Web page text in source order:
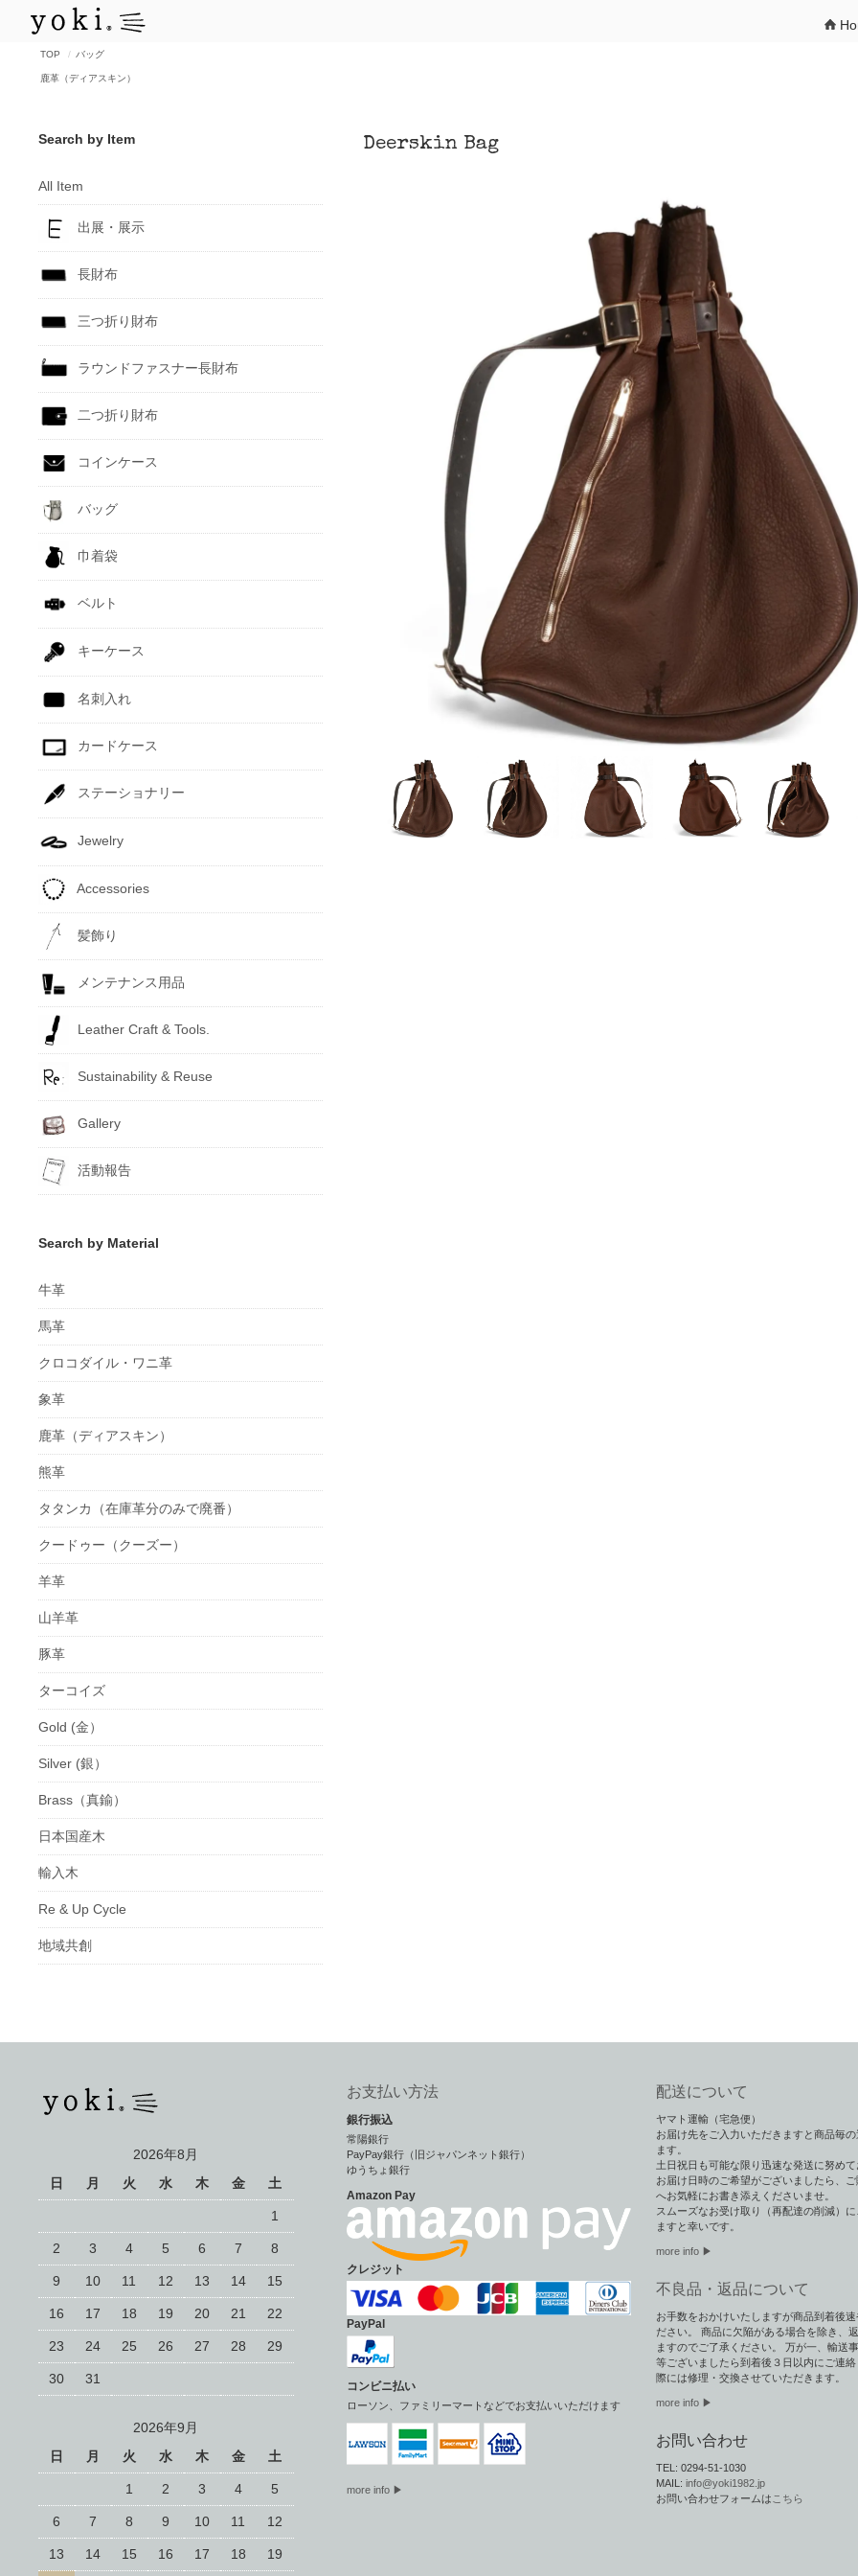
TOP バッグ
鹿革（ディアスキン）
Deerskin Bag
Search by Item
All Item
出展・展示
長財布
三つ折り財布
ラウンドファスナー長財布
二つ折り財布
コインケース
バッグ
巾着袋
ベルト
キーケース
名刺入れ
カードケース
ステーショナリー
Jewelry
Accessories
髪飾り
メンテナンス用品
Leather Craft & Tools.
Sustainability & Reuse
Gallery
活動報告
Search by Material
牛革
馬革
クロコダイル・ワニ革
象革
鹿革（ディアスキン）
熊革
タタンカ（在庫革分のみで廃番）
クードゥー（クーズー）
羊革
山羊革
豚革
ターコイズ
Gold (金）
Silver (銀）
Brass（真鍮）
日本国産木
輸入木
Re & Up Cycle
地域共創
2026年8月
日
月 火 水 木 金 土
1
2 3 4 5 6 7 8
9 10 11 12 13 14 15
16 17 18 19 20 21 22
23 24 25 26 27 28 29
30 31
2026年9月
日
月 火 水 木 金 土
1 2 3 4 5
6 7 8 9 10 11 12
13 14 15 16 17 18 19
お支払い方法
銀行振込
常陽銀行
PayPay銀行（旧ジャパンネット銀行）
ゆうちょ銀行
Amazon Pay
クレジット
PayPal
コンビニ払い
ローソン、ファミリーマートなどでお支払いいただけます
more info ▶
配送について
ヤマト運輸（宅急便）
お届け先をご入力いただきますと商品毎
ます。
土日祝日も可能な限り迅速な発送に努めて
お届け日時のご希望がございましたら、
へお気軽にお書き添えくださいませ。
スムーズなお受け取り（再配達の削減）
ますと幸いです。
more info ▶︎
不良品・返品について
お手数をおかけいたしますが商品到着後速
ださい。 商品に欠陥がある場合を除き、
ますのでご了承ください。 万が一、輸送
等ございましたら到着後３日以内にご連
際には修理・交換させていただきます。
more info ▶
お問い合わせ
TEL: 0294-51-1030
MAIL: info@yoki1982.jp
お問い合わせフォームは こちら